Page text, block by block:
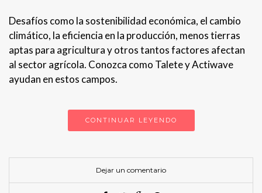
Desafíos como la sostenibilidad económica, el cambio
climático, la eficiencia en la producción, menos tierras
aptas para agricultura y otros tantos factores afectan
al sector agrícola. Conozca como Talete y Actiwave
ayudan en estos campos.
CONTINUAR LEYENDO
Dejar un comentario